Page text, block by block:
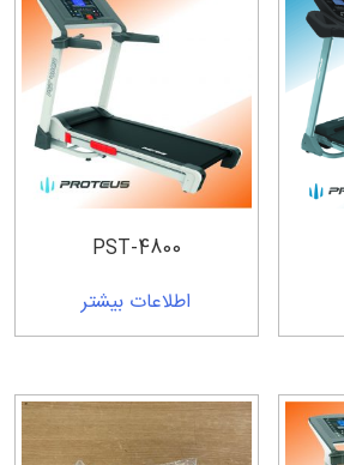
PST-4800
اطلاعات بیشتر